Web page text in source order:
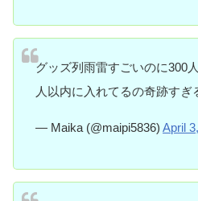
グッズ列雨雷すごいのに300
人以内に入れてるの奇跡すぎ
— Maika (@maipi5836) April